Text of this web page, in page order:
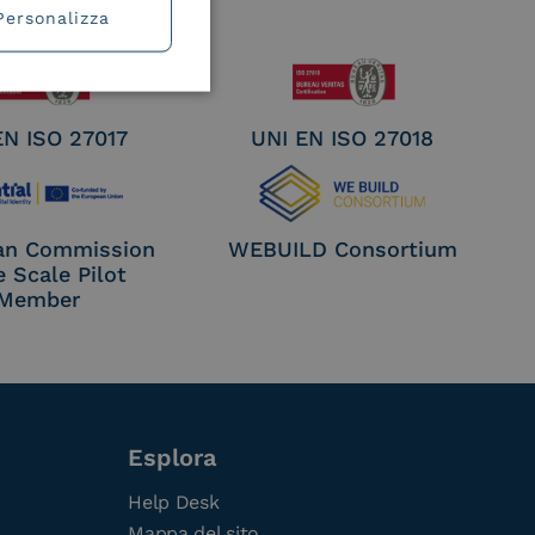
ISO 27017 UNI EN ISO 27018
Commission
Scale Pilot
WEBUILD Consortium
Esplora
Help Desk